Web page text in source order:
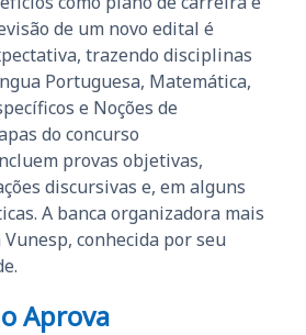
de um novo edital é
trazendo disciplinas
Portuguesa, Matemática,
e Noções de
do concurso
provas objetivas,
discursivas e, em alguns
A banca organizadora mais
conhecida por seu
Aprova